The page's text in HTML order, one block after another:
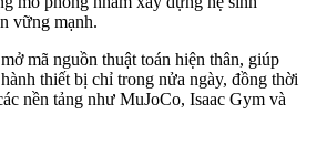
vững mạnh.
mã nguồn thuật toán hiện thân, giúp
thiết bị chỉ trong nửa ngày, đồng thời
nền tảng như MuJoCo, Isaac Gym và